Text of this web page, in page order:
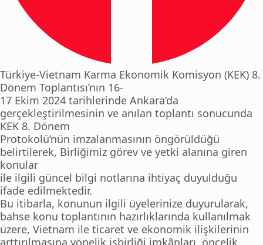
Türkiye-Vietnam Karma Ekonomik Komisyon (KEK) 8.
Dönem Toplantısı’nın 16-
17 Ekim 2024 tarihlerinde Ankara’da
gerçekleştirilmesinin ve anılan toplantı sonucunda
KEK 8. Dönem
Protokolü’nün imzalanmasının öngörüldüğü
belirtilerek, Birliğimiz görev ve yetki alanına giren
konular
ile ilgili güncel bilgi notlarına ihtiyaç duyulduğu
ifade edilmektedir.
Bu itibarla, konunun ilgili üyelerinize duyurularak,
bahse konu toplantının hazırlıklarında kullanılmak
üzere, Vietnam ile ticaret ve ekonomik ilişkilerinin
arttırılmasına yönelik işbirliği imkânları, öncelik